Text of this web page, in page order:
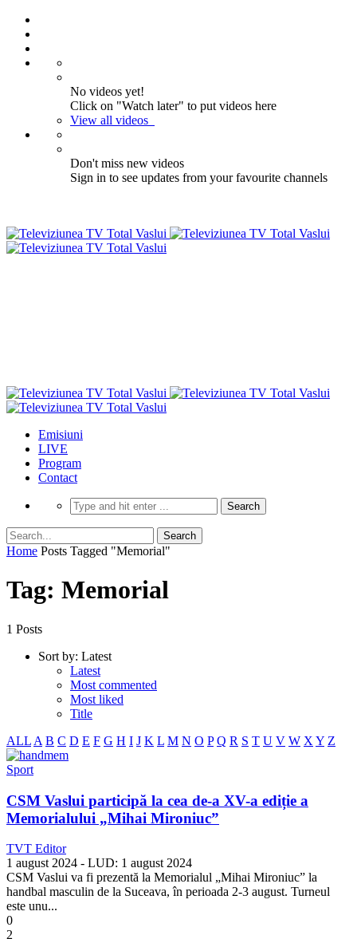
No videos yet!
Click on "Watch later" to put videos here
View all videos
Don't miss new videos
Sign in to see updates from your favourite channels
Emisiuni
LIVE
Program
Contact
Home Posts Tagged "Memorial"
Tag: Memorial
1 Posts
Sort by: Latest
Latest
Most commented
Most liked
Title
ALL A B C D E F G H I J K L M N O P Q R S T U V W X Y Z
Sport
CSM Vaslui participă la cea de-a XV-a ediție a
Memorialului „Mihai Mironiuc”
TVT Editor
1 august 2024 - LUD: 1 august 2024
CSM Vaslui va fi prezentă la Memorialul „Mihai Mironiuc” la
handbal masculin de la Suceava, în perioada 2-3 august. Turneul
este unu...
0
2